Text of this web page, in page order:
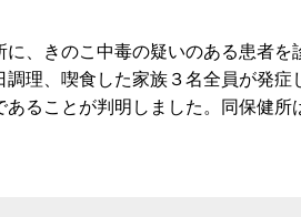
、きのこ中毒の疑いのある患者
理、喫食した家族３名全員が発
ることが判明しました。同保健